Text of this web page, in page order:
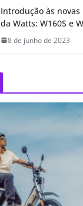
Introdução às
da Watts: W160S e
8 de junho de 2023